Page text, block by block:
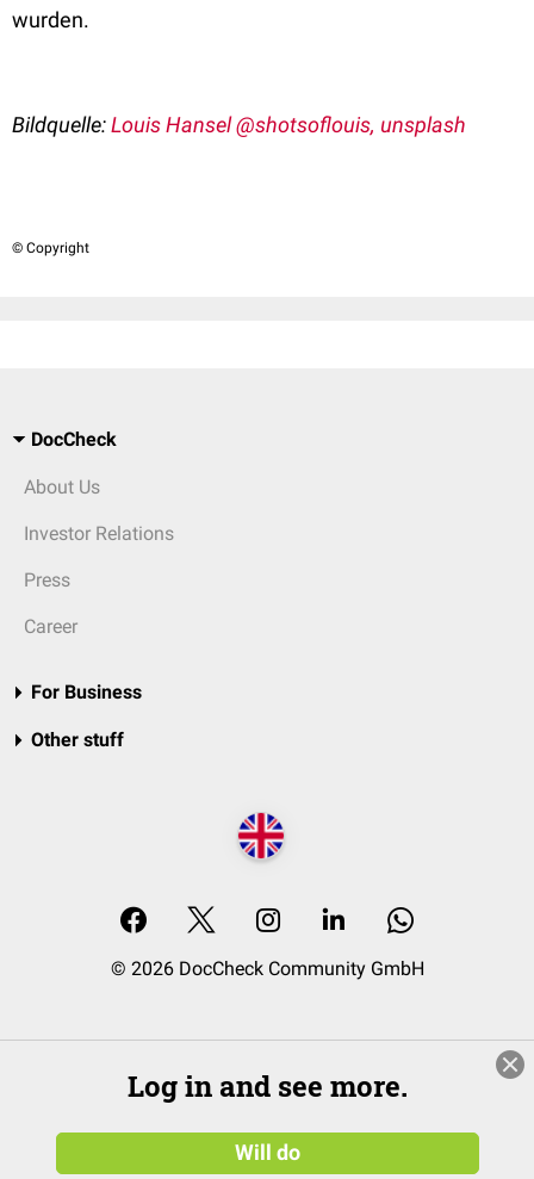
wurden.
Bildquelle:Louis Hansel @shotsoflouis, unsplash
© Copyright
DocCheck
About Us
Investor Relations
Press
Career
For Business
Other stuff
© 2026 DocCheck Community GmbH
Log in and see more.
Will do